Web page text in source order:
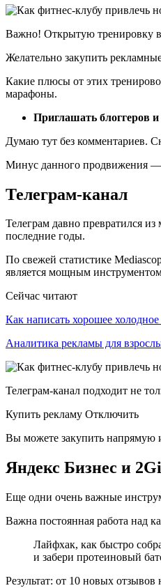
Важно! Открытую тренировку в
Желательно закупить
Какие плюсы от этих
марафоны.
Приглашать блоггеров
Думаю тут без комментариев.
Минус данного продвижения —
Телеграм-канал
Телеграм давно превратился
последние годы.
По свежей статистике
является мощным
Сейчас читают
Как написать хорошее
Аналитика рекламы для
Телеграм-канал подходит не
Купить рекламу Отключить
Вы можете закупить напрямую
Яндекс Бизнес и
Еще одни очень важные
Важна постоянная работа над
Лайфхак, как быстро
и забери протеиновый
Результат: от 10 новых